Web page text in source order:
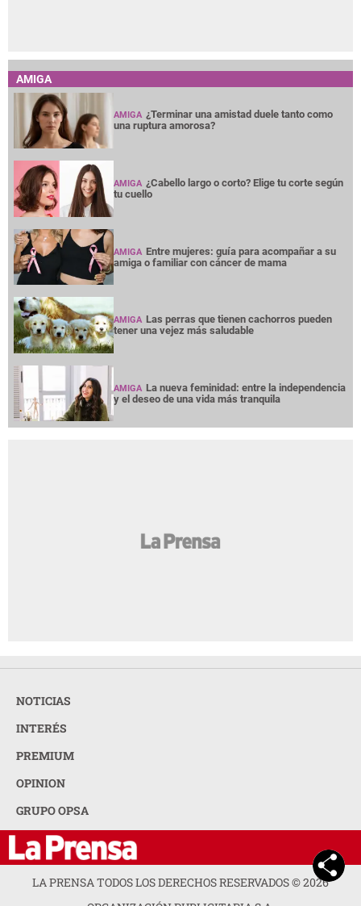
AMIGA
AMIGA ¿Terminar una amistad duele tanto como
una ruptura amorosa?
AMIGA ¿Cabello largo o corto? Elige tu corte según
tu cuello
AMIGA Entre mujeres: guía para acompañar a su
amiga o familiar con cáncer de mama
AMIGA Las perras que tienen cachorros pueden
tener una vejez más saludable
AMIGA La nueva feminidad: entre la independencia
y el deseo de una vida más tranquila
NOTICIAS
INTERÉS
PREMIUM
OPINION
GRUPO OPSA
LA PRENSA TODOS LOS DERECHOS RESERVADOS ©2026